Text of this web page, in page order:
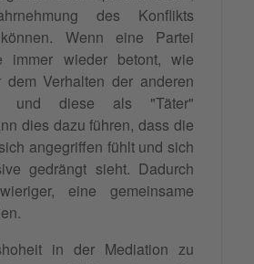
des Konflikts
Wenn eine Partei
immer wieder betont, wie
Verhalten der anderen
und diese als "Täter"
dies dazu führen, dass die
angegriffen fühlt und sich
gedrängt sieht. Dadurch
eine gemeinsame
in der Mediation zu